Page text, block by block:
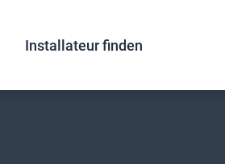
Installateur finden